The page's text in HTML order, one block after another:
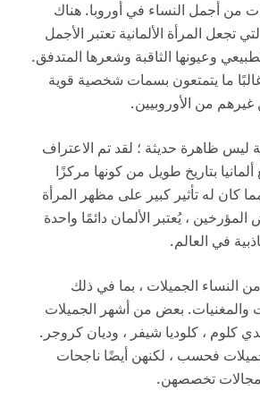
من أجمل النساء في أوروبا. هناك
تجعل المرأة الألمانية تعتبر الأجمل
وعيونها الثاقبة وشعرها المتدفق.
ما يتمتعون بسمات شخصية قوية
من الأوروبيين.
ليس ظاهرة حديثة ؛ لقد تم الاعتراف
بتاريخ طويل من كونها مركزًا
كان له تأثير كبير على مظهر المرأة
المؤرخين ، يُعتبر الألمان دائمًا واحدة
في العالم.
النساء الجميلات ، بما في ذلك
والمغنيات. بعض من أشهر الجميلات
كلوم ، كلوديا شيفر ، وديان كروجر.
فحسب ، لكنهن أيضًا ناجحات
تخصصهن.